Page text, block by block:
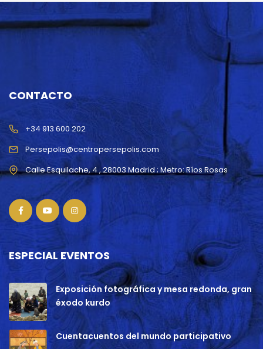
CONTACTO
Persepolis@centropersepolis.com
+34 913 600 202
ESPECIAL EVENTOS
Exposición fotográfica y mesa redonda, gran
éxodo kurdo
Cuentacuentos del mundo participativo